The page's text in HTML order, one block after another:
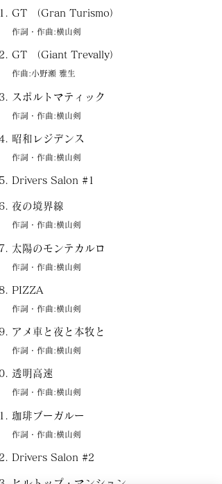
GT （Gran Turismo）
作詞・作曲:横山剣
GT （Giant Trevally）
作曲:小野瀬 雅生
スポルトマティック
作詞・作曲:横山剣
昭和レジデンス
作詞・作曲:横山剣
Drivers Salon #1
夜の境界線
作詞・作曲:横山剣
太陽のモンテカルロ
作詞・作曲:横山剣
PIZZA
作詞・作曲:横山剣
アメ車と夜と本牧と
作詞・作曲:横山剣
透明高速
作詞・作曲:横山剣
珈琲ブーガルー
作詞・作曲:横山剣
Drivers Salon #2